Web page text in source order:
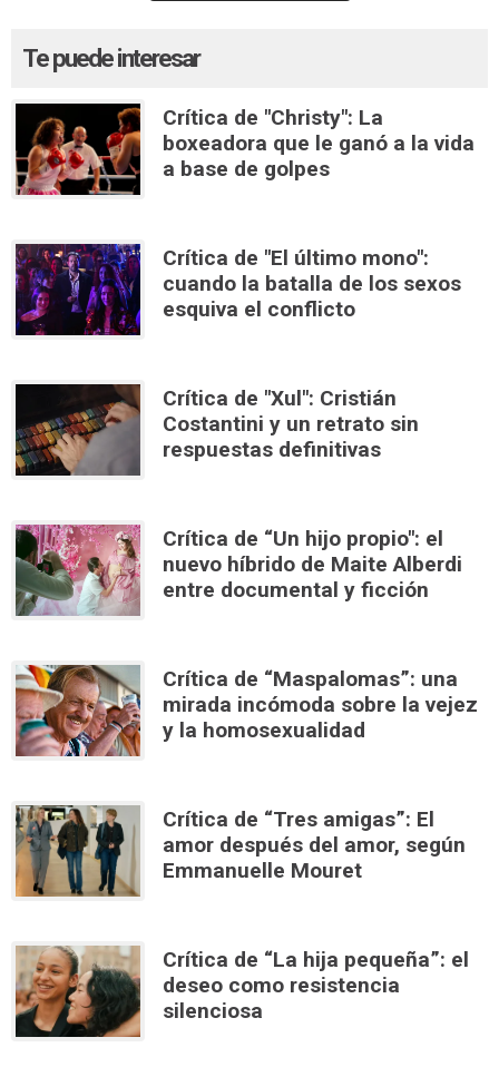
Te puede interesar
Crítica de "Christy": La
boxeadora que le ganó a la vida
a base de golpes
Crítica de "El último mono":
cuando la batalla de los sexos
esquiva el conflicto
Crítica de "Xul": Cristián
Costantini y un retrato sin
respuestas definitivas
Crítica de “Un hijo propio": el
nuevo híbrido de Maite Alberdi
entre documental y ficción
Crítica de “Maspalomas”: una
mirada incómoda sobre la vejez
y la homosexualidad
Crítica de “Tres amigas”: El
amor después del amor, según
Emmanuelle Mouret
Crítica de “La hija pequeña”: el
deseo como resistencia
silenciosa